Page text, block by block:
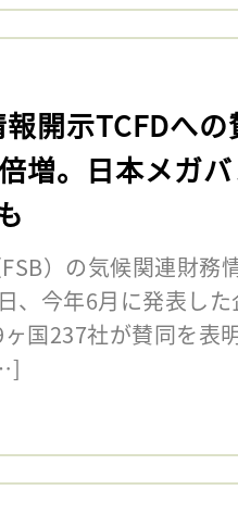
報開示TCFDへ
増。日本メガ
）の気候関連財務
日、今年6月に発表し
国237社が賛同を表